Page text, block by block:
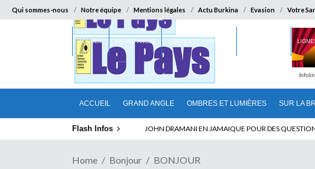
Qui sommes-nous Notre équipe Mentions légales Actu Burkina Evasion Votre
ACCUEIL GRAND ANGLE OMBRES ET LUMIÈRES SUR LA
ACCUEIL GRAND ANGLE OMBRES ET LUMIÈRES
Flash Infos ELECTION DE TALON A LA TETE DU SENAT
Home Bonjour BONJOUR